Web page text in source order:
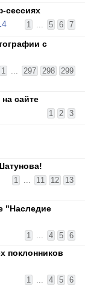
сессиях
1 ... 5 6 7
с
1 ... 297 298 299
сайте
1 2 3
1 ... 11 12 13
"Наследие
1 ... 4 5 6
поклонников
1 ... 4 5 6